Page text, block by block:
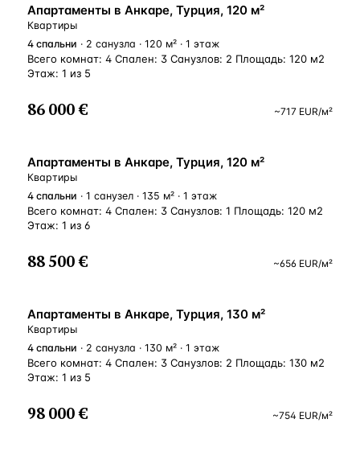
ВНЖ
Апартаменты в Анкаре, Турция, 120 м²
Квартиры
4 спальни · 2 санузла · 120 м² · 1 этаж
Всего комнат: 4 Спален: 3 Санузлов: 2 Площадь: 120 м2
Этаж: 1 из 5
86 000 € ~717 EUR/м²
ВНЖ
Апартаменты в Анкаре, Турция, 120 м²
Квартиры
4 спальни · 1 санузел · 135 м² · 1 этаж
Всего комнат: 4 Спален: 3 Санузлов: 1 Площадь: 120 м2
Этаж: 1 из 6
88 500 € ~656 EUR/м²
ВНЖ
Апартаменты в Анкаре, Турция, 130 м²
Квартиры
4 спальни · 2 санузла · 130 м² · 1 этаж
Всего комнат: 4 Спален: 3 Санузлов: 2 Площадь: 130 м2
Этаж: 1 из 5
98 000 € ~754 EUR/м²